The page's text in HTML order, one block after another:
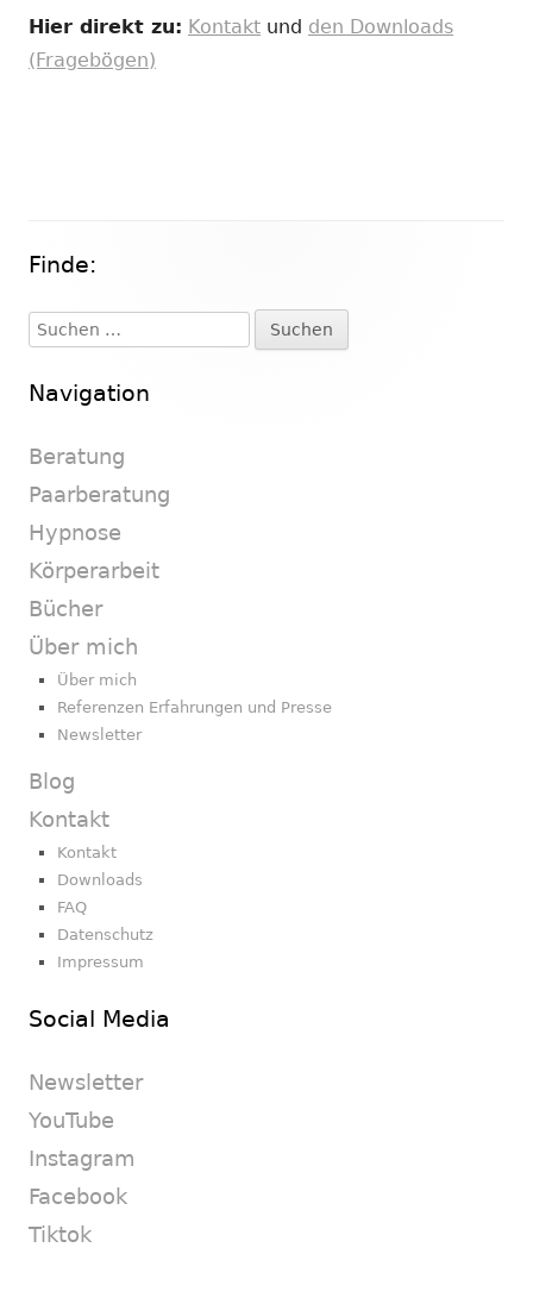
Hier direkt zu: Kontakt und den Downloads
(Fragebögen)
Haupt-
Seitenleiste
Finde:
Suchen
nach:
Navigation
Beratung
Paarberatung
Hypnose
Körperarbeit
Bücher
Über mich
Über mich
Referenzen Erfahrungen und Presse
Newsletter
Blog
Kontakt
Kontakt
Downloads
FAQ
Datenschutz
Impressum
Social Media
Newsletter
YouTube
Instagram
Facebook
Tiktok